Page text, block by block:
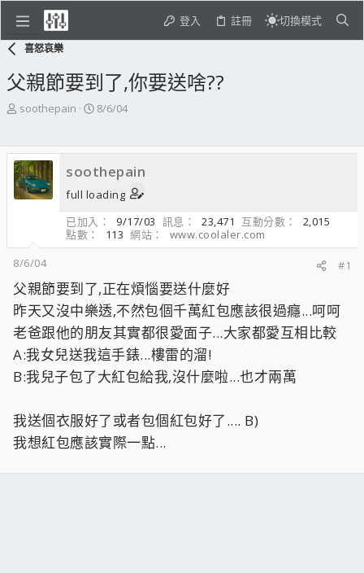
登入 註冊 切換模式
喜怒哀樂
父親節要到了,你要送啥??
主
起
人
soothepain
開
期
8/6/04
soothepain
full loading
已加入
9/17/03 訊息 23,471 互動分數
2,015
點數
113 網站
www.coolaler.com
8/6/04
#1
父親節要到了,正在煩惱要送什麼好
昨天又沒中樂透,不然包個千萬紅包應該很過癮...呵呵
老爸跟他的朋友其實都很愛面子...大家都愛互相比較
A:我女兒送我這手錶...樓雷的溜!
B:我兒子包了大紅包給我,沒什麼啦...也才兩萬
我送個衣服好了或者包個紅包好了.... B)
我想紅包應該實際一點...